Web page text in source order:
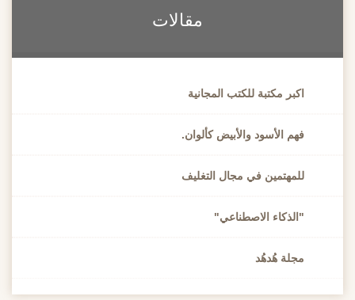
مقالات
اكبر مكتبة للكتب المجانية
فهم الأسود والأبيض كألوان.
للمهتمين في مجال التغليف
"الذكاء الاصطناعي"
مجلة هُدهُد